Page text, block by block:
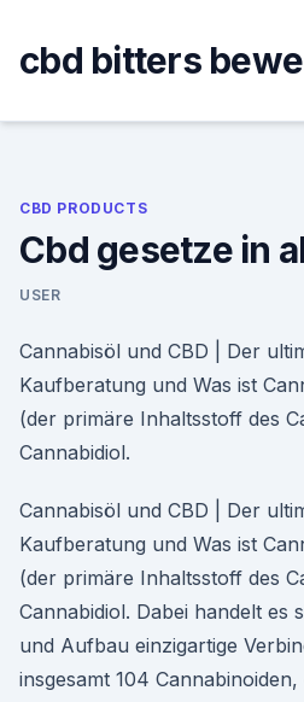
content
cbd bitters
CBD PRODUCTS
Cbd gesetze in
USER
Cannabisöl und CBD | Der
Kaufberatung und Was ist
(der primäre Inhaltsstoff des
Cannabidiol.
Cannabisöl und CBD | Der
Kaufberatung und Was ist
(der primäre Inhaltsstoff des
Cannabidiol. Dabei handelt es
und Aufbau einzigartige
insgesamt 104